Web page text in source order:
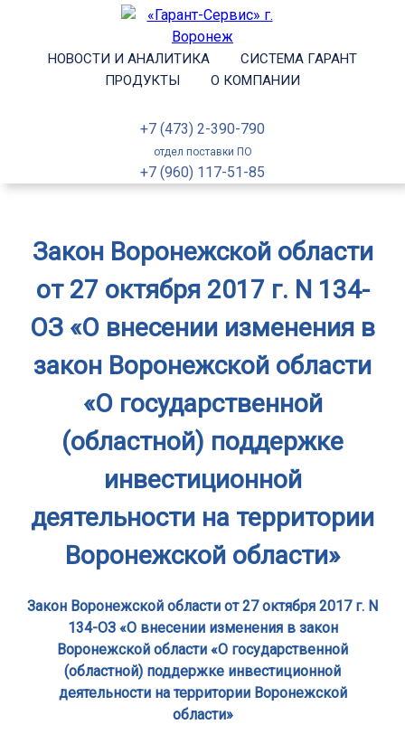
НОВОСТИ И АНАЛИТИКА
СИСТЕМА ГАРАНТ
ПРОДУКТЫ
О КОМПАНИИ
+7 (473) 2-390-790
отдел поставки ПО
+7 (960) 117-51-85
Закон Воронежской области
от 27 октября 2017 г. N 134-
ОЗ «О внесении изменения в
закон Воронежской области
«О государственной
(областной) поддержке
инвестиционной
деятельности на территории
Воронежской области»
Закон Воронежской области от 27 октября 2017 г. N
134-ОЗ «О внесении изменения в закон
Воронежской области «О государственной
(областной) поддержке инвестиционной
деятельности на территории Воронежской
области»